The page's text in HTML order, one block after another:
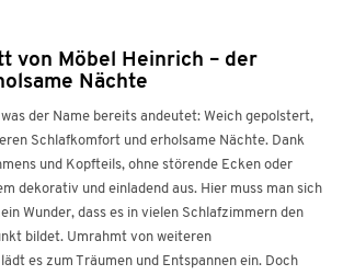
von Möbel Heinrich – der
Nächte
der Name bereits andeutet: Weich gepolstert,
Schlafkomfort und erholsame Nächte. Dank
und Kopfteils, ohne störende Ecken oder
dekorativ und einladend aus. Hier muss man sich
Wunder, dass es in vielen Schlafzimmern den
bildet. Umrahmt von weiteren
lädt es zum Träumen und Entspannen ein. Doch